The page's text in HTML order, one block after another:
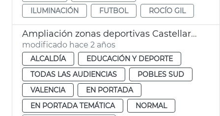
ILUMINACIÓN
FUTBOL ROCÍO GIL
Ampliación zonas deportivas Castellar-l'Oliveral
modificado hace 2 años
ALCALDÍA
EDUCACIÓN Y DEPORTE
TODAS LAS AUDIENCIAS
POBLES SUD
VALENCIA
EN PORTADA
EN PORTADA TEMÁTICA
NORMAL